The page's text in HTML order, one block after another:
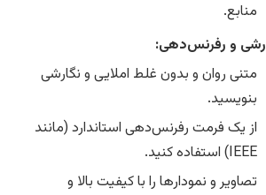
منابع.
و رفرنس‌دهی:
متنی روان و بدون غلط املایی و نگارشی
بنویسید.
از یک فرمت رفرنس‌دهی استاندارد (مانند
IEEE) استفاده کنید.
تصاویر و نمودارها را با کیفیت بالا و